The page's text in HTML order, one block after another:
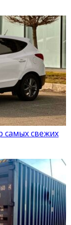
самых свежих